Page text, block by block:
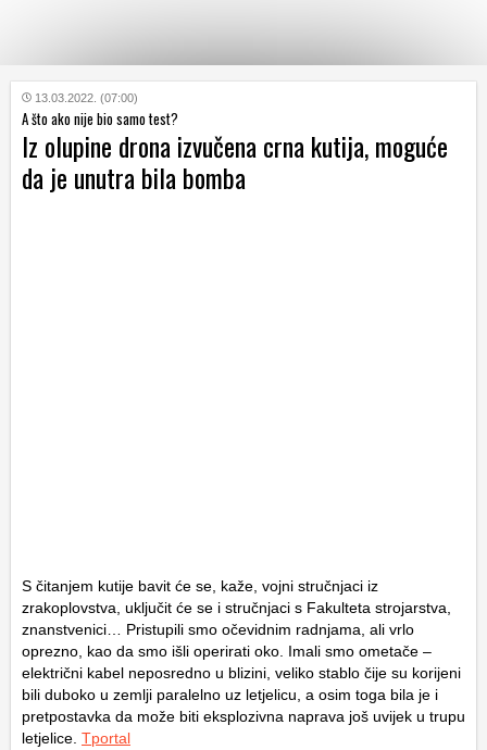
KATEGORIJE
HRVATSKI
WEB
13.03.2022. (07:00)
A što ako nije bio samo test?
Iz olupine drona izvučena crna kutija, moguće
da je unutra bila bomba
S čitanjem kutije bavit će se, kaže, vojni stručnjaci iz
zrakoplovstva, uključit će se i stručnjaci s Fakulteta strojarstva,
znanstvenici… Pristupili smo očevidnim radnjama, ali vrlo
oprezno, kao da smo išli operirati oko. Imali smo ometače –
električni kabel neposredno u blizini, veliko stablo čije su korijeni
bili duboko u zemlji paralelno uz letjelicu, a osim toga bila je i
pretpostavka da može biti eksplozivna naprava još uvijek u trupu
letjelice. Tportal